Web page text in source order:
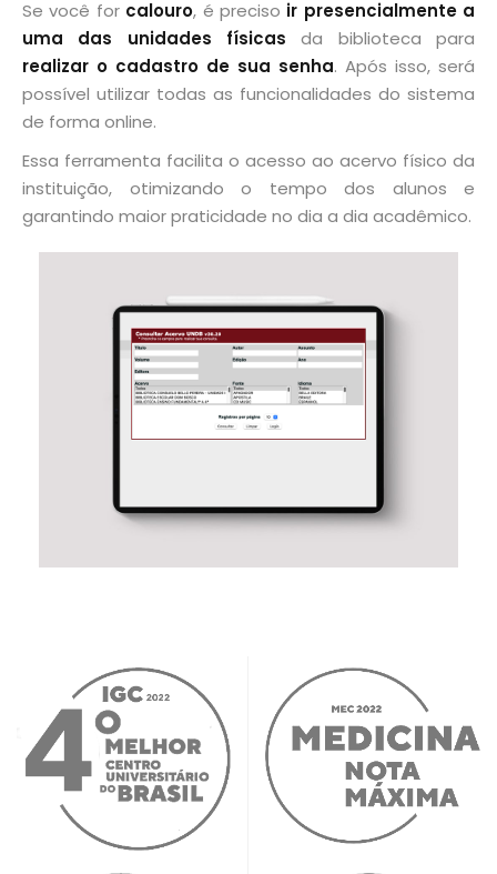
Se você for calouro, é preciso ir presencialmente a
uma das unidades físicas da biblioteca para
realizar o cadastro de sua senha. Após isso, será
possível utilizar todas as funcionalidades do sistema
de forma online.
Essa ferramenta facilita o acesso ao acervo físico da
instituição, otimizando o tempo dos alunos e
garantindo maior praticidade no dia a dia acadêmico.